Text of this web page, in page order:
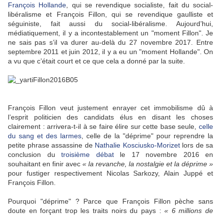
François Hollande , qui se revendique socialiste, fait du social-
libéralisme et François Fillon, qui se revendique gaulliste et
séguiniste, fait aussi du social-libéralisme. Aujourd’hui,
médiatiquement, il y a incontestablement un "moment Fillon". Je
ne sais pas s’il va durer au-delà du 27 novembre 2017. Entre
septembre 2011 et juin 2012, il y a eu un "moment Hollande". On
a vu que c’était court et ce que cela a donné par la suite.
François Fillon veut justement enrayer cet immobilisme dû à
l’esprit politicien des candidats élus en disant les choses
clairement : arrivera-t-il à se faire élire sur cette base seule, celle
du sang et des larmes , celle de la "déprime" pour reprendre la
petite phrase assassine de Nathalie Kosciusko-Morizetlors de sa
conclusion du troisième débatle 17 novembre 2016 en
souhaitant en finir avec « la revanche, la nostalgie et la déprime »
pour fustiger respectivement Nicolas Sarkozy, Alain Juppé et
François Fillon.
Pourquoi "déprime" ? Parce que François Fillon pèche sans
doute en forçant trop les traits noirs du pays :« 6 millions de